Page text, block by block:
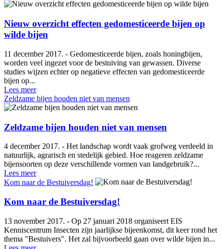
Nieuw overzicht effecten gedomesticeerde bijen op
wilde bijen
11 december 2017. - Gedomesticeerde bijen, zoals honingbijen,
worden veel ingezet voor de bestuiving van gewassen. Diverse
studies wijzen echter op negatieve effecten van gedomesticeerde
bijen op...
Lees meer
Zeldzame bijen houden niet van mensen
Zeldzame bijen houden niet van mensen
4 december 2017. - Het landschap wordt vaak grofweg verdeeld in
natuurlijk, agrarisch en stedelijk gebied. Hoe reageren zeldzame
bijensoorten op deze verschillende vormen van landgebruik?...
Lees meer
Kom naar de Bestuiversdag!
Kom naar de Bestuiversdag!
13 november 2017. - Op 27 januari 2018 organiseert EIS
Kenniscentrum Insecten zijn jaarlijkse bijeenkomst, dit keer rond het
thema "Bestuivers". Het zal bijvoorbeeld gaan over wilde bijen in...